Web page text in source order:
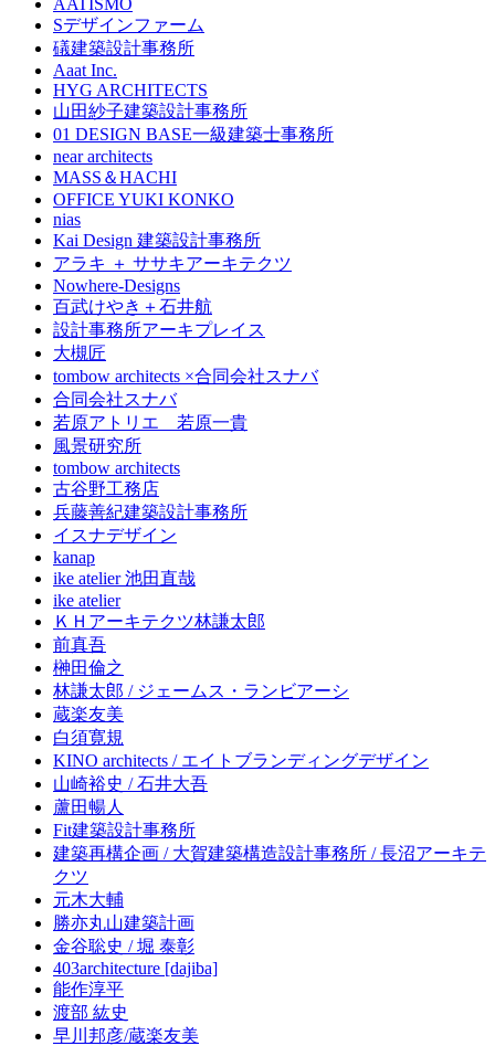
Sデザインファーム
礒建築設計事務所
Aaat Inc.
HYG ARCHITECTS
山田紗子建築設計事務所
01 DESIGN BASE一級建築士事務所
near architects
MASS＆HACHI
OFFICE YUKI KONKO
nias
Kai Design 建築設計事務所
アラキ ＋ ササキアーキテクツ
Nowhere-Designs
百武けやき＋石井航
設計事務所アーキプレイス
大槻匠
tombow architects ×合同会社スナバ
合同会社スナバ
若原アトリエ 若原一貴
風景研究所
tombow architects
古谷野工務店
兵藤善紀建築設計事務所
イスナデザイン
kanap
ike atelier 池田直哉
ike atelier
ＫＨアーキテクツ林謙太郎
前真吾
榊田倫之
林謙太郎 / ジェームス・ランビアーシ
蔵楽友美
白須寛規
KINO architects / エイトブランディングデザイン
山崎裕史 / 石井大吾
蘆田暢人
Fit建築設計事務所
建築再構企画 / 大賀建築構造設計事務所 / 長沼アーキテ
クツ
元木大輔
勝亦丸山建築計画
金谷聡史 / 堀 泰彰
403architecture [dajiba]
能作淳平
渡部 紘史
早川邦彦/蔵楽友美